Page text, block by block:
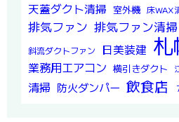
天蓋ダクト清掃 室外機 床WAX
排気ファン 排気ファン清掃
斜流ダクトファン 日美装建
業務用エアコン 横引きダクト
清掃 防火ダンパー 飲食店